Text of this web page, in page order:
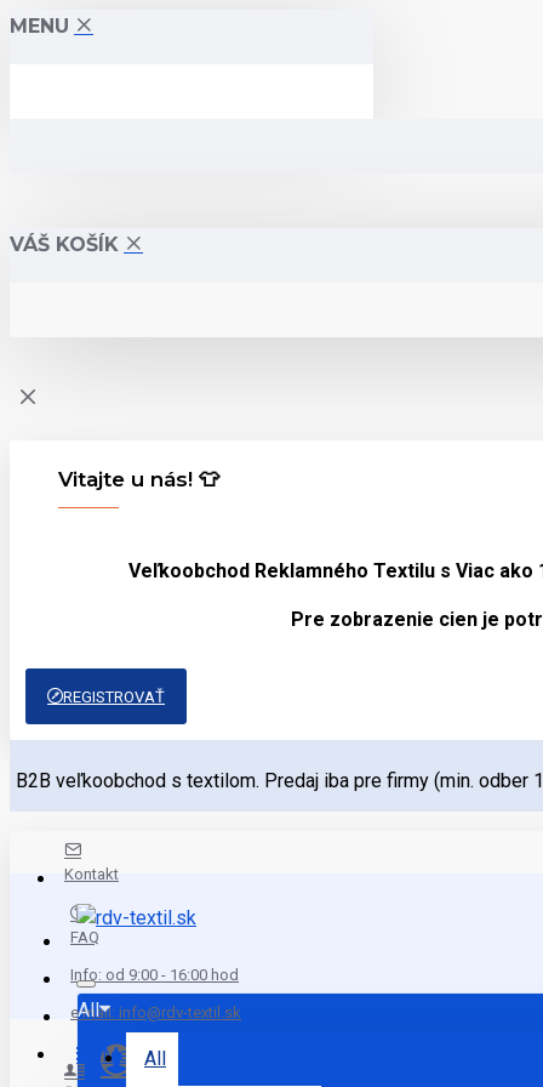
MENU
VÁŠ KOŠÍK
Vitajte u nás! 👕
Veľkoobchod Reklamného Textilu s Viac ako
Pre zobrazenie cien je
REGISTROVAŤ
B2B veľkoobchod s textilom. Predaj iba pre firmy (min. odber
Kontakt
FAQ
Info: od 9:00 - 16:00 hod
e mail: info@rdv-textil.sk
All
All
Menu